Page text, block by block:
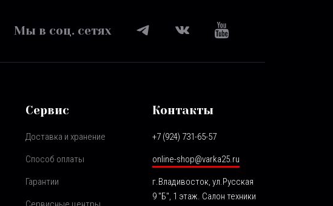
Мы в соц. сетях
Сервис
Доставка и хранение
Способ оплаты
Гарантии
Контакты
+7 (924) 731-65-57
online-shop@varka25.ru
г.Владивосток, ул.Русская
9 "Б", 1 этаж. Салон техники